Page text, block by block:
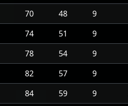
70 48 9
74 51 9
78 54 9
82 57 9
84 59 9